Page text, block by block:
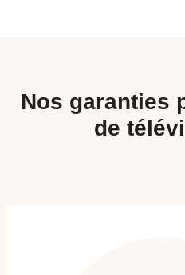
Nos garanties
de